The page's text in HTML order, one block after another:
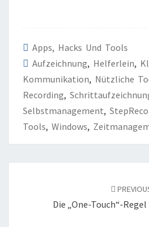
Apps, Hacks Und Tools
Aufzeichnung, Helferlein,
Kommunikation, Nützliche
Recording,
Selbstmanagement,
Tools, Windows,
Die „One-Touch“-